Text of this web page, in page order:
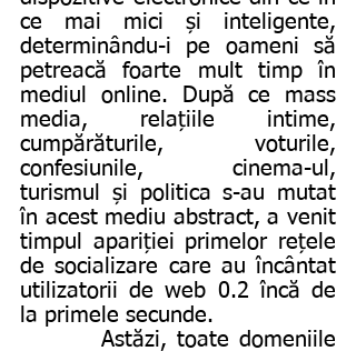
ce mai mici și inteligente,
determinându-i pe oameni să
petreacă foarte mult timp în
mediul online. După ce mass
media, relațiile intime,
cumpărăturile, voturile,
confesiunile, cinema-ul,
turismul și politica s-au mutat
în acest mediu abstract, a venit
timpul apariției primelor rețele
de socializare care au încântat
utilizatorii de web 0.2 încă de
la primele secunde.